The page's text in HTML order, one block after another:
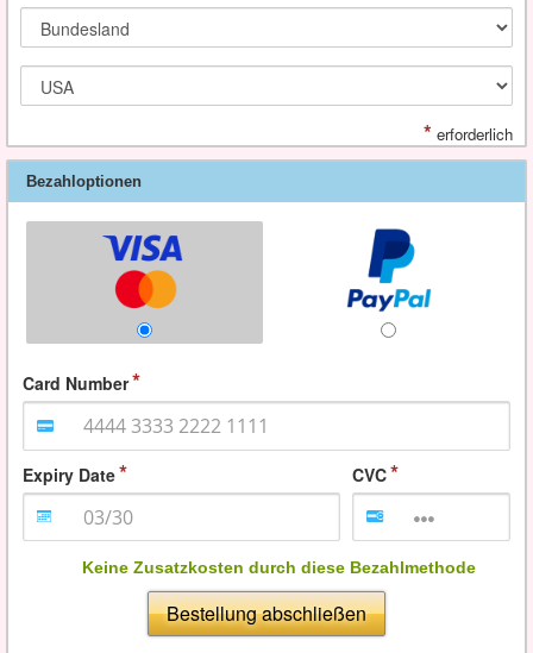
* erforderlich
Bezahloptionen
Card Number
Expiry Date CVC
Keine Zusatzkosten durch diese Bezahlmethode
Bestellung abschließen